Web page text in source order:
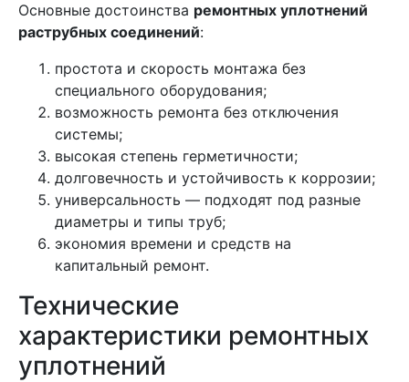
Основные достоинства ремонтных уплотнений
раструбных соединений:
простота и скорость монтажа без
специального оборудования;
возможность ремонта без отключения
системы;
высокая степень герметичности;
долговечность и устойчивость к коррозии;
универсальность — подходят под разные
диаметры и типы труб;
экономия времени и средств на
капитальный ремонт.
Технические
характеристики ремонтных
уплотнений